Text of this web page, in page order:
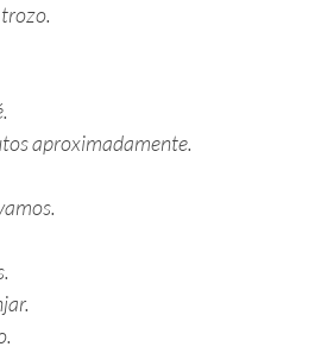
aproximadamente.